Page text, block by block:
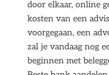
door elkaar, online
kosten van een
voorgegaan, een
zal je vandaag nog
beginnen met